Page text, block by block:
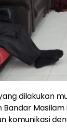
dilakukan
komunikasi